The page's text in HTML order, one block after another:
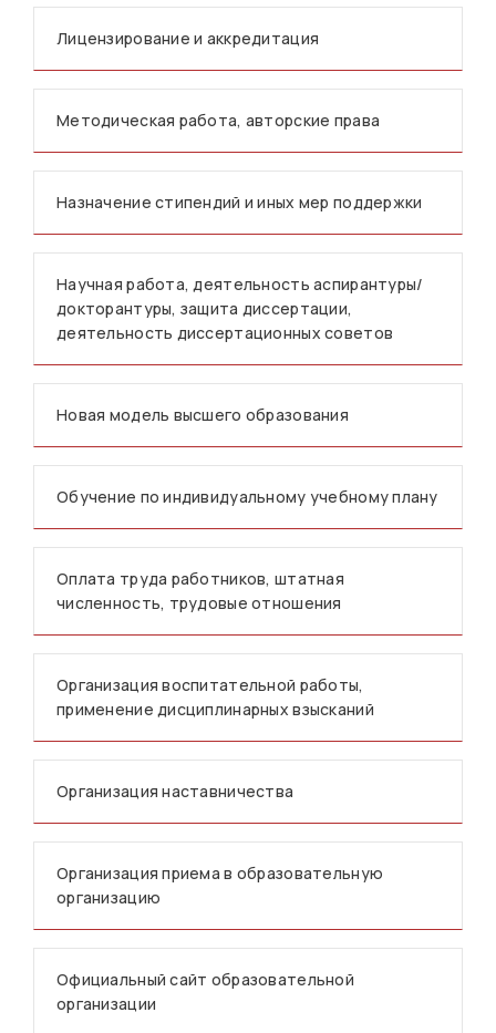
Лицензирование и аккредитация
Методическая работа, авторские права
Назначение стипендий и иных мер поддержки
Научная работа, деятельность аспирантуры/
докторантуры, защита диссертации,
деятельность диссертационных советов
Новая модель высшего образования
Обучение по индивидуальному учебному плану
Оплата труда работников, штатная
численность, трудовые отношения
Организация воспитательной работы,
применение дисциплинарных взысканий
Организация наставничества
Организация приема в образовательную
организацию
Официальный сайт образовательной
организации